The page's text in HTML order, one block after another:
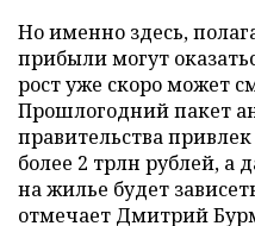
Но именно здесь,
прибыли могут
рост уже скоро может
Прошлогодний пакет
правительства
более 2 трлн рублей,
на жилье будет
отмечает Дмитрий